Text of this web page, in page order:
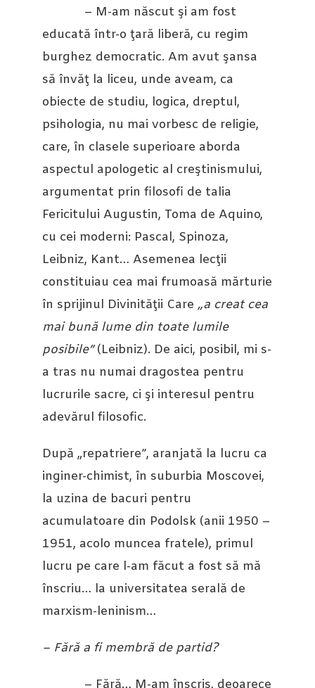
– M-am născut şi am fost
educată într-o ţară liberă, cu regim
burghez democratic. Am avut şansa
să învăţ la liceu, unde aveam, ca
obiecte de studiu, logica, dreptul,
psihologia, nu mai vorbesc de religie,
care, în clasele superioare aborda
aspectul apologetic al creştinismului,
argumentat prin filosofi de talia
Fericitului Augustin, Toma de Aquino,
cu cei moderni: Pascal, Spinoza,
Leibniz, Kant… Asemenea lecţii
constituiau cea mai frumoasă mărturie
în sprijinul Divinităţii Care „a creat cea
mai bună lume din toate lumile
posibile”(Leibniz). De aici, posibil, mi s-
a tras nu numai dragostea pentru
lucrurile sacre, ci şi interesul pentru
adevărul filosofic.
După „repatriere”, aranjată la lucru ca
inginer-chimist, în suburbia Moscovei,
la uzina de bacuri pentru
acumulatoare din Podolsk (anii 1950 –
1951, acolo muncea fratele), primul
lucru pe care l-am făcut a fost să mă
înscriu… la universitatea serală de
marxism-leninism…
– Fără a fi membră de partid?